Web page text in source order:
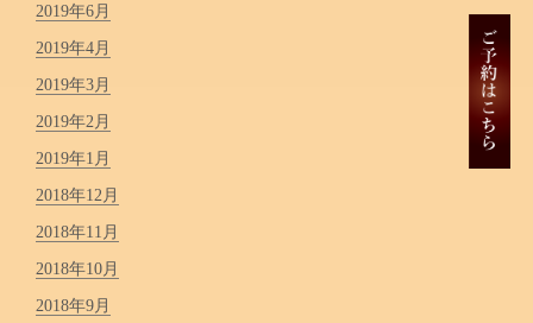
2019年6月
2019年4月
2019年3月
2019年2月
2019年1月
2018年12月
2018年11月
2018年10月
2018年9月